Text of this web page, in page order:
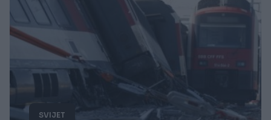
SVIJET